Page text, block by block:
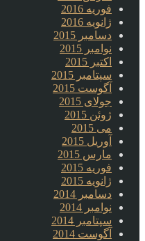
فوریه 2016
ژانویه 2016
دسامبر 2015
نوامبر 2015
اکتبر 2015
سپتامبر 2015
آگوست 2015
جولای 2015
ژوئن 2015
می 2015
آوریل 2015
مارس 2015
فوریه 2015
ژانویه 2015
دسامبر 2014
نوامبر 2014
سپتامبر 2014
آگوست 2014